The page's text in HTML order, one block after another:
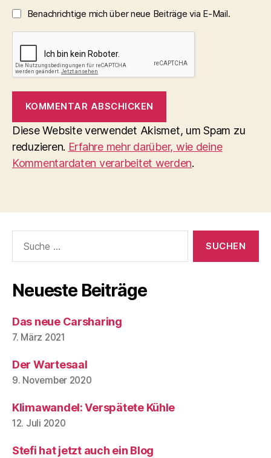
Benachrichtige mich über neue Beiträge via E-Mail.
Diese Website verwendet Akismet, um Spam zu
reduzieren. Erfahre mehr darüber, wie deine
Kommentardaten verarbeitet werden.
nach:
Neueste Beiträge
Das neue Carsharing
7. März 2021
Der Wartesaal
9. November 2020
Klimawandel: Verspätete Kühle
12. Juli 2020
Stefi hat jetzt auch ein Blog